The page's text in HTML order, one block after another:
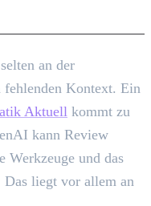
an der
fehlenden Kontext. Ein
Aktuell kommt zu
kann Review
Werkzeuge und das
liegt vor allem an